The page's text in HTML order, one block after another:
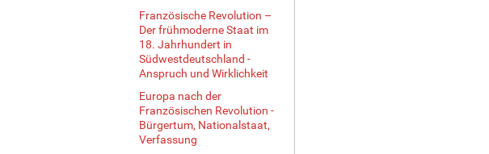
Französische Revolution –
Der frühmoderne Staat im
18. Jahrhundert in
Südwestdeutschland -
Anspruch und Wirklichkeit
Europa nach der
Französischen Revolution -
Bürgertum, Nationalstaat,
Verfassung